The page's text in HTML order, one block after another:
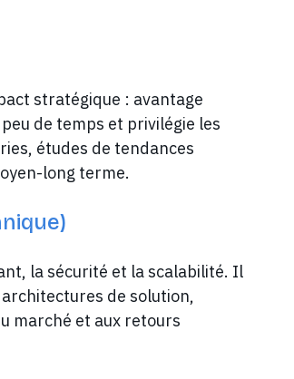
stratégique : avantage
de temps et privilégie les
études de tendances
long terme.
la sécurité et la scalabilité. Il
de solution,
marché et aux retours